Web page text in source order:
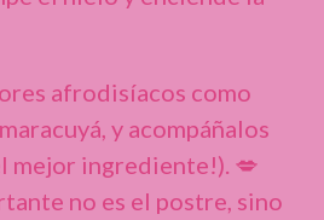
afrodisíacos como
y acompáñalos
mejor ingrediente!). 💋
no es el postre, sino